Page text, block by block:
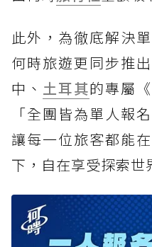
此外，為徹底解決
何時旅遊更同步推
中、 土耳其的專屬
「全團皆為單人報
讓每一位旅客都能
下，自在享受探索世